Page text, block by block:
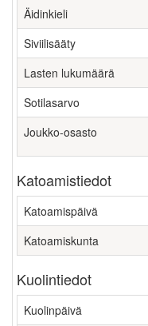
Äidinkieli
Siviilisääty
Lasten lukumäärä
Sotilasarvo
Joukko-osasto
Katoamistiedot
Katoamispäivä
Katoamiskunta
Kuolintiedot
Kuolinpäivä